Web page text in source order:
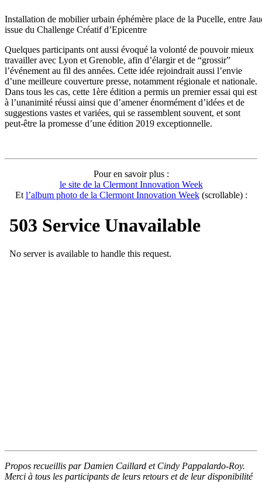
Installation de mobilier urbain éphémère place de la Pucelle, entre
issue du Challenge Créatif d’Epicentre
Quelques participants ont aussi évoqué la volonté de pouvoir mieux
travailler avec Lyon et Grenoble, afin d’élargir et de “grossir”
l’événement au fil des années. Cette idée rejoindrait aussi l’envie
d’une meilleure couverture presse, notamment régionale et nationale.
Dans tous les cas, cette 1ère édition a permis un premier essai qui est
à l’unanimité réussi ainsi que d’amener énormément d’idées et de
suggestions vastes et variées, qui se rassemblent souvent, et sont
peut-être la promesse d’une édition 2019 exceptionnelle.
Pour en savoir plus :
le site de la Clermont Innovation Week
Et l’album photo de la Clermont Innovation Week(scrollable) :
Propos recueillis par Damien Caillard et Cindy Pappalardo-Roy.
Merci à tous les participants de leurs retours et de leur disponibilité